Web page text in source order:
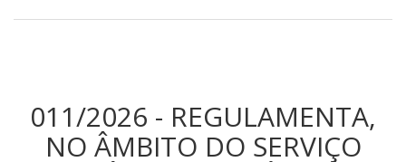
011/2026 - REGULAMENTA,
NO ÂMBITO DO SERVIÇO